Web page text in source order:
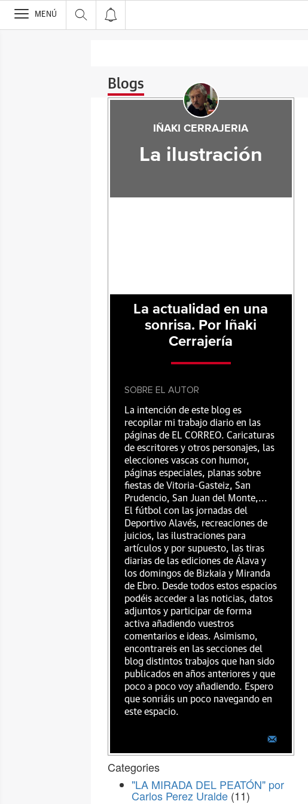
>
MENÚ
Blogs
IÑAKI CERRAJERIA
La ilustración
La actualidad en una
sonrisa. Por Iñaki
Cerrajería
SOBRE EL AUTOR
La intención de este blog es
recopilar mi trabajo diario en las
páginas de EL CORREO. Caricaturas
de escritores y otros personajes, las
elecciones vascas con humor,
páginas especiales, planas sobre
fiestas de Vitoria-Gasteiz, San
Prudencio, San Juan del Monte,...
El fútbol con las jornadas del
Deportivo Alavés, recreaciones de
juicios, las ilustraciones para
artículos y por supuesto, las tiras
diarias de las ediciones de Álava y
los domingos de Bizkaia y Miranda
de Ebro. Desde todos estos espacios
podéis acceder a las noticias, datos
adjuntos y participar de forma
activa añadiendo vuestros
comentarios e ideas. Asimismo,
encontrareis en las secciones del
blog distintos trabajos que han sido
publicados en años anteriores y que
poco a poco voy añadiendo. Espero
que sonriáis un poco navegando en
este espacio.
Categories
"LA MIRADA DEL PEATÓN" por
Carlos Perez Uralde (11)